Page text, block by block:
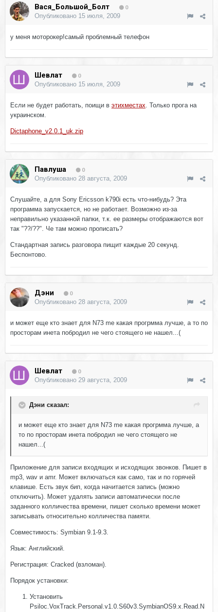
Вася_Большой_Болт 0
Опубликовано 15 июля, 2009
у меня моторокер!самый проблемный телефон
Шевлат 0
Опубликовано 15 июля, 2009
Если не будет работать, поищи в этихместах. Только прога на
украинском.
Dictaphone_v2.0.1_uk.zip
Павлуша 0
Опубликовано 28 августа, 2009
Слушайте, а для Sony Ericsson k790i есть что-нибудь? Эта
программа запускается, но не работает. Возможно из-за
неправильно указанной папки, т.к. ее размеры отображаются вот
так "??/??". Че там можно прописать?
Стандартная запись разговора пищит каждые 20 секунд.
Беспонтово.
Дэни 0
Опубликовано 28 августа, 2009
и может еще кто знает для N73 me какая прогрмма лучше, а то по
просторам инета побродил не чего стоящего не нашел...(
Шевлат 0
Опубликовано 29 августа, 2009
Дэни сказал:
и может еще кто знает для N73 me какая прогрмма лучше, а
то по просторам инета побродил не чего стоящего не
нашел...(
Приложение для записи входящих и исходящих звонков. Пишет в
mp3, wav и amr. Может включаться как само, так и по горячей
клавише. Есть звук бип, когда начитается запись (можно
отключить). Может удалять записи автоматически после
заданного колличества времени, пишет сколько времени может
записывать относительно колличества памяти.
Совместимость: Symbian 9.1-9.3.
Язык: Английский.
Регистрация: Cracked (взломан).
Порядок установки:
Установить
Psiloc.VoxTrack.Personal.v1.0.S60v3.SymbianOS9.x.Read.N